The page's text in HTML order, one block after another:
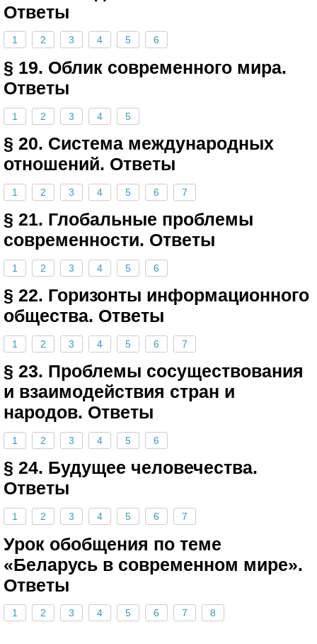
Ответы
1 2 3 4 5 6
§ 19. Облик современного мира.
Ответы
1 2 3 4 5
§ 20. Система международных
отношений. Ответы
1 2 3 4 5 6 7
§ 21. Глобальные проблемы
современности. Ответы
1 2 3 4 5 6
§ 22. Горизонты информационного
общества. Ответы
1 2 3 4 5 6 7
§ 23. Проблемы сосуществования
и взаимодействия стран и
народов. Ответы
1 2 3 4 5 6
§ 24. Будущее человечества.
Ответы
1 2 3 4 5 6 7
Урок обобщения по теме
«Беларусь в современном мире».
Ответы
1 2 3 4 5 6 7 8